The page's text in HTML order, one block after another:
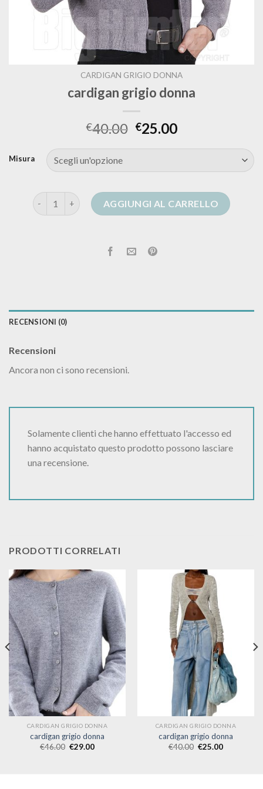
CARDIGAN GRIGIO DONNA
cardigan grigio donna
€40.00 €25.00
Misura
cardigan grigio donna quantitàAGGIUNGI AL CARRELLO
RECENSIONI (0)
Recensioni
Ancora non ci sono recensioni.
Solamente clienti che hanno effettuato l'accesso ed
hanno acquistato questo prodotto possono lasciare
una recensione.
PRODOTTI CORRELATI
CARDIGAN GRIGIO DONNA
cardigan grigio donna
€46.00 €29.00
CARDIGAN GRIGIO DONNA
cardigan grigio donna
€40.00 €25.00